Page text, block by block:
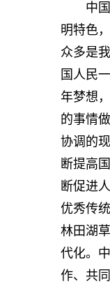
中国式
明特色
众多是
国人民
年梦想
的事情
协调的
断提高
断促进
优秀传
林田湖
代化。
作、共